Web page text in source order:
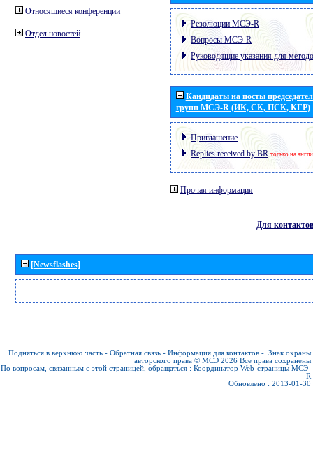
Относящиеся конференции
Отдел новостей
Резолюции МСЭ-R
Вопросы МСЭ-R
Руководящие указания для
Кандидаты на посты
групп МСЭ-R (ИК, СК, ПСК, КГР)
Приглашение
Replies received by BR только на
Прочая информация
Для контактов
[Newsflashes]
Подняться в верхнюю часть - Обратная связь - Информация для контактов - Знак охраны
авторского права © МСЭ 2026 Все права сохранены
По вопросам, связанным с этой страницей, обращаться : Координатор Web-страницы МСЭ-
R
Обновлено : 2013-01-30